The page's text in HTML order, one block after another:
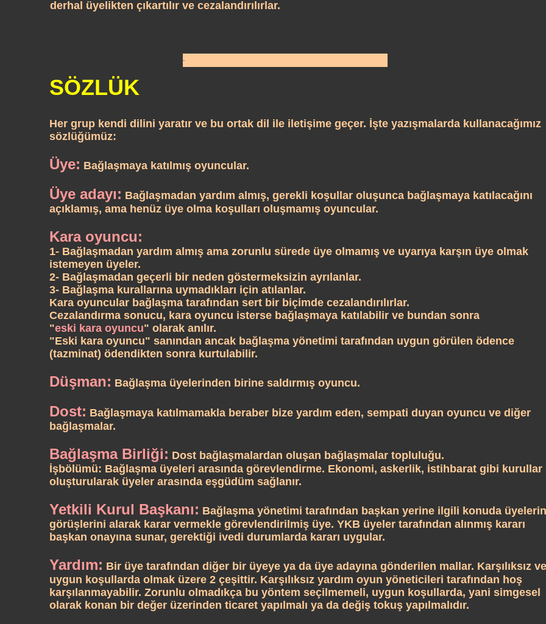
derhal üyelikten çıkartılır ve cezalandırılırlar.
SÖZLÜK
Her grup kendi dilini yaratır ve bu ortak dil ile iletişime geçer. İşte yazışmalarda kullanacağımız
sözlüğümüz:
Üye: Bağlaşmaya katılmış oyuncular.
Üye adayı: Bağlaşmadan yardım almış, gerekli koşullar oluşunca bağlaşmaya katılacağını
açıklamış, ama henüz üye olma koşulları oluşmamış oyuncular.
Kara oyuncu:
1- Bağlaşmadan yardım almış ama zorunlu sürede üye olmamış ve uyarıya karşın üye olmak
istemeyen üyeler.
2- Bağlaşmadan geçerli bir neden göstermeksizin ayrılanlar.
3- Bağlaşma kurallarına uymadıkları için atılanlar.
Kara oyuncular bağlaşma tarafından sert bir biçimde cezalandırılırlar.
Cezalandırma sonucu, kara oyuncu isterse bağlaşmaya katılabilir ve bundan sonra
"eski kara oyuncu" olarak anılır.
"Eski kara oyuncu" sanından ancak bağlaşma yönetimi tarafından uygun görülen ödence
(tazminat) ödendikten sonra kurtulabilir.
Düşman: Bağlaşma üyelerinden birine saldırmış oyuncu.
Dost: Bağlaşmaya katılmamakla beraber bize yardım eden, sempati duyan oyuncu ve diğer
bağlaşmalar.
Bağlaşma Birliği: Dost bağlaşmalardan oluşan bağlaşmalar topluluğu.
İşbölümü: Bağlaşma üyeleri arasında görevlendirme. Ekonomi, askerlik, istihbarat gibi kurullar
oluşturularak üyeler arasında eşgüdüm sağlanır.
Yetkili Kurul Başkanı: Bağlaşma yönetimi tarafından başkan yerine ilgili konuda üyelerin
görüşlerini alarak karar vermekle görevlendirilmiş üye. YKB üyeler tarafından alınmış kararı
başkan onayına sunar, gerektiği ivedi durumlarda kararı uygular.
Yardım: Bir üye tarafından diğer bir üyeye ya da üye adayına gönderilen mallar. Karşılıksız ve
uygun koşullarda olmak üzere 2 çeşittir. Karşılıksız yardım oyun yöneticileri tarafından hoş
karşılanmayabilir. Zorunlu olmadıkça bu yöntem seçilmemeli, uygun koşullarda, yani simgesel
olarak konan bir değer üzerinden ticaret yapılmalı ya da değiş tokuş yapılmalıdır.
.